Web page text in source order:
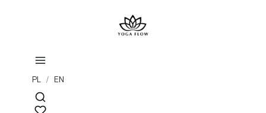
PL / EN
Otwórz wyszukiwarkę